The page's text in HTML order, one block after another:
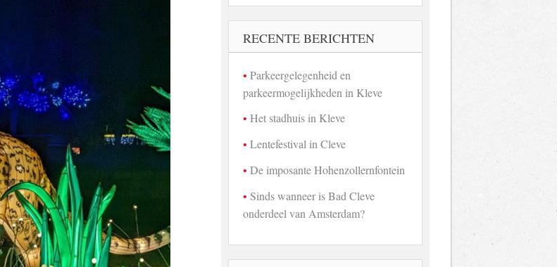
RECENTE BERICHTEN
Parkeergelegenheid en
parkeermogelijkheden in Kleve
Het stadhuis in Kleve
Lentefestival in Cleve
De imposante Hohenzollernfontein
Sinds wanneer is Bad Cleve
onderdeel van Amsterdam?